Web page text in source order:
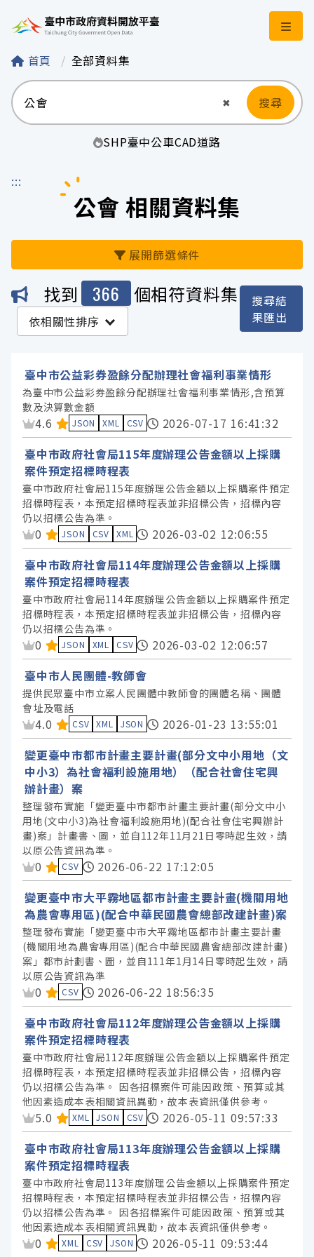
臺中市政府資料開
首頁 全部資料集
✖ 清空輸入
搜尋
SHP臺中公車CAD道路
:::
公會 相關資料集
展開篩選條件
機關
臺中市政府研究發展考核委員會 (17)
臺中市政府原住民族事務委員會 (15)
臺中市政府地方稅務局 (12)
臺中市政府都市發展局 (10)
臺中市政府客家事務委員會 (4)
臺中市政府文化局 (4)
臺中市政府法制局 (4)
臺中市政府環境保護局 (4)
臺中市政府農業局 (4)
臺中市政府衛生局 (3)
臺中市政府交通局 (2)
臺中市政府勞工局 (2)
臺中市政府地政局 (2)
臺中市政府民政局 (2)
臺中市政府警察局 (2)
臺中市政府人事處 (1)
臺中市政府政風處 (1)
臺中市政府數位發展局 (1)
臺中市政府水利局 (1)
臺中市政府消防局 (1)
臺中市政府經濟發展局 (1)
臺中市政府觀光旅遊局 (1)
服務分類
格式
標籤
授權
找到 366 個相符資料集
依相關性排序
搜尋結
果匯出
臺中市公益彩券盈餘分配辦理社會福利事業情形
為臺中市公益彩券盈餘分配辦理社會福利事業情形,含預算
數及決算數金額
資料集評分：
4.6 JSON XML CSV
2026-07-17 16:41:32
臺中市政府社會局115年度辦理公告金額以上採購
案件預定招標時程表
臺中市政府社會局115年度辦理公告金額以上採購案件預定
招標時程表，本預定招標時程表並非招標公告，招標內容
仍以招標公告為準。
資料集評分：
0 JSON CSV XML
2026-03-02 12:06:55
臺中市政府社會局114年度辦理公告金額以上採購
案件預定招標時程表
臺中市政府社會局114年度辦理公告金額以上採購案件預定
招標時程表，本預定招標時程表並非招標公告，招標內容
仍以招標公告為準。
資料集評分：
0 JSON XML CSV
2026-03-02 12:06:57
臺中市人民團體-教師會
提供民眾臺中市立案人民團體中教師會的團體名稱、團體
會址及電話
資料集評分：
4.0 CSV XML JSON
2026-01-23 13:55:01
變更臺中市都市計畫主要計畫(部分文中小用地（文
中小3）為社會福利設施用地）（配合社會住宅興
辦計畫）案
整理發布實施「變更臺中市都市計畫主要計畫(部分文中小
用地(文中小3)為社會福利設施用地)(配合社會住宅興辦計
畫)案」計畫書、圖，並自112年11月21日零時起生效，請
以原公告資訊為準。
資料集評分：
0 CSV
2026-06-22 17:12:05
變更臺中市大平霧地區都市計畫主要計畫(機關用地
為農會專用區)(配合中華民國農會總部改建計畫)案
整理發布實施「變更臺中市大平霧地區都市計畫主要計畫
(機關用地為農會專用區)(配合中華民國農會總部改建計畫)
案」都市計劃書、圖，並自111年1月14日零時起生效，請
以原公告資訊為準
資料集評分：
0 CSV
2026-06-22 18:56:35
臺中市政府社會局112年度辦理公告金額以上採購
案件預定招標時程表
臺中市政府社會局112年度辦理公告金額以上採購案件預定
招標時程表，本預定招標時程表並非招標公告，招標內容
仍以招標公告為準。 因各招標案件可能因政策、預算或其
他因素造成本表相關資訊異動，故本表資訊僅供參考。
資料集評分：
5.0 XML JSON CSV
2026-05-11 09:57:33
臺中市政府社會局113年度辦理公告金額以上採購
案件預定招標時程表
臺中市政府社會局113年度辦理公告金額以上採購案件預定
招標時程表，本預定招標時程表並非招標公告，招標內容
仍以招標公告為準。 因各招標案件可能因政策、預算或其
他因素造成本表相關資訊異動，故本表資訊僅供參考。
資料集評分：
0 XML CSV JSON 2026-05-11 09:53:44